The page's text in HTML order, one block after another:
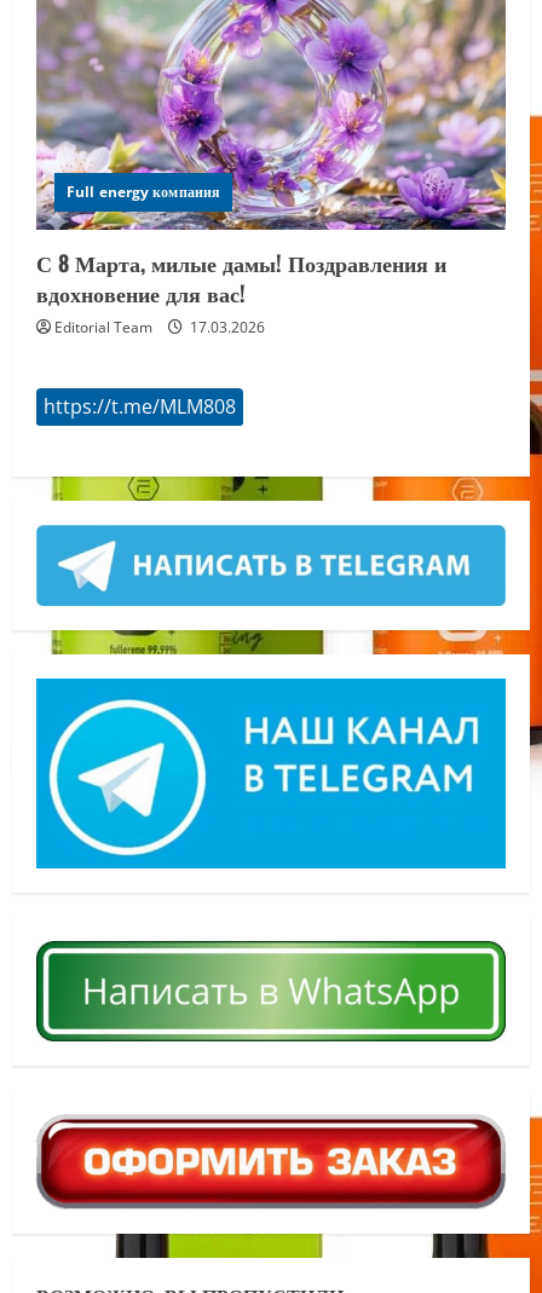
Full energy компания
С 8 Марта, милые дамы! Поздравления и
вдохновение для вас!
Editorial Team 17.03.2026
https://t.me/MLM808